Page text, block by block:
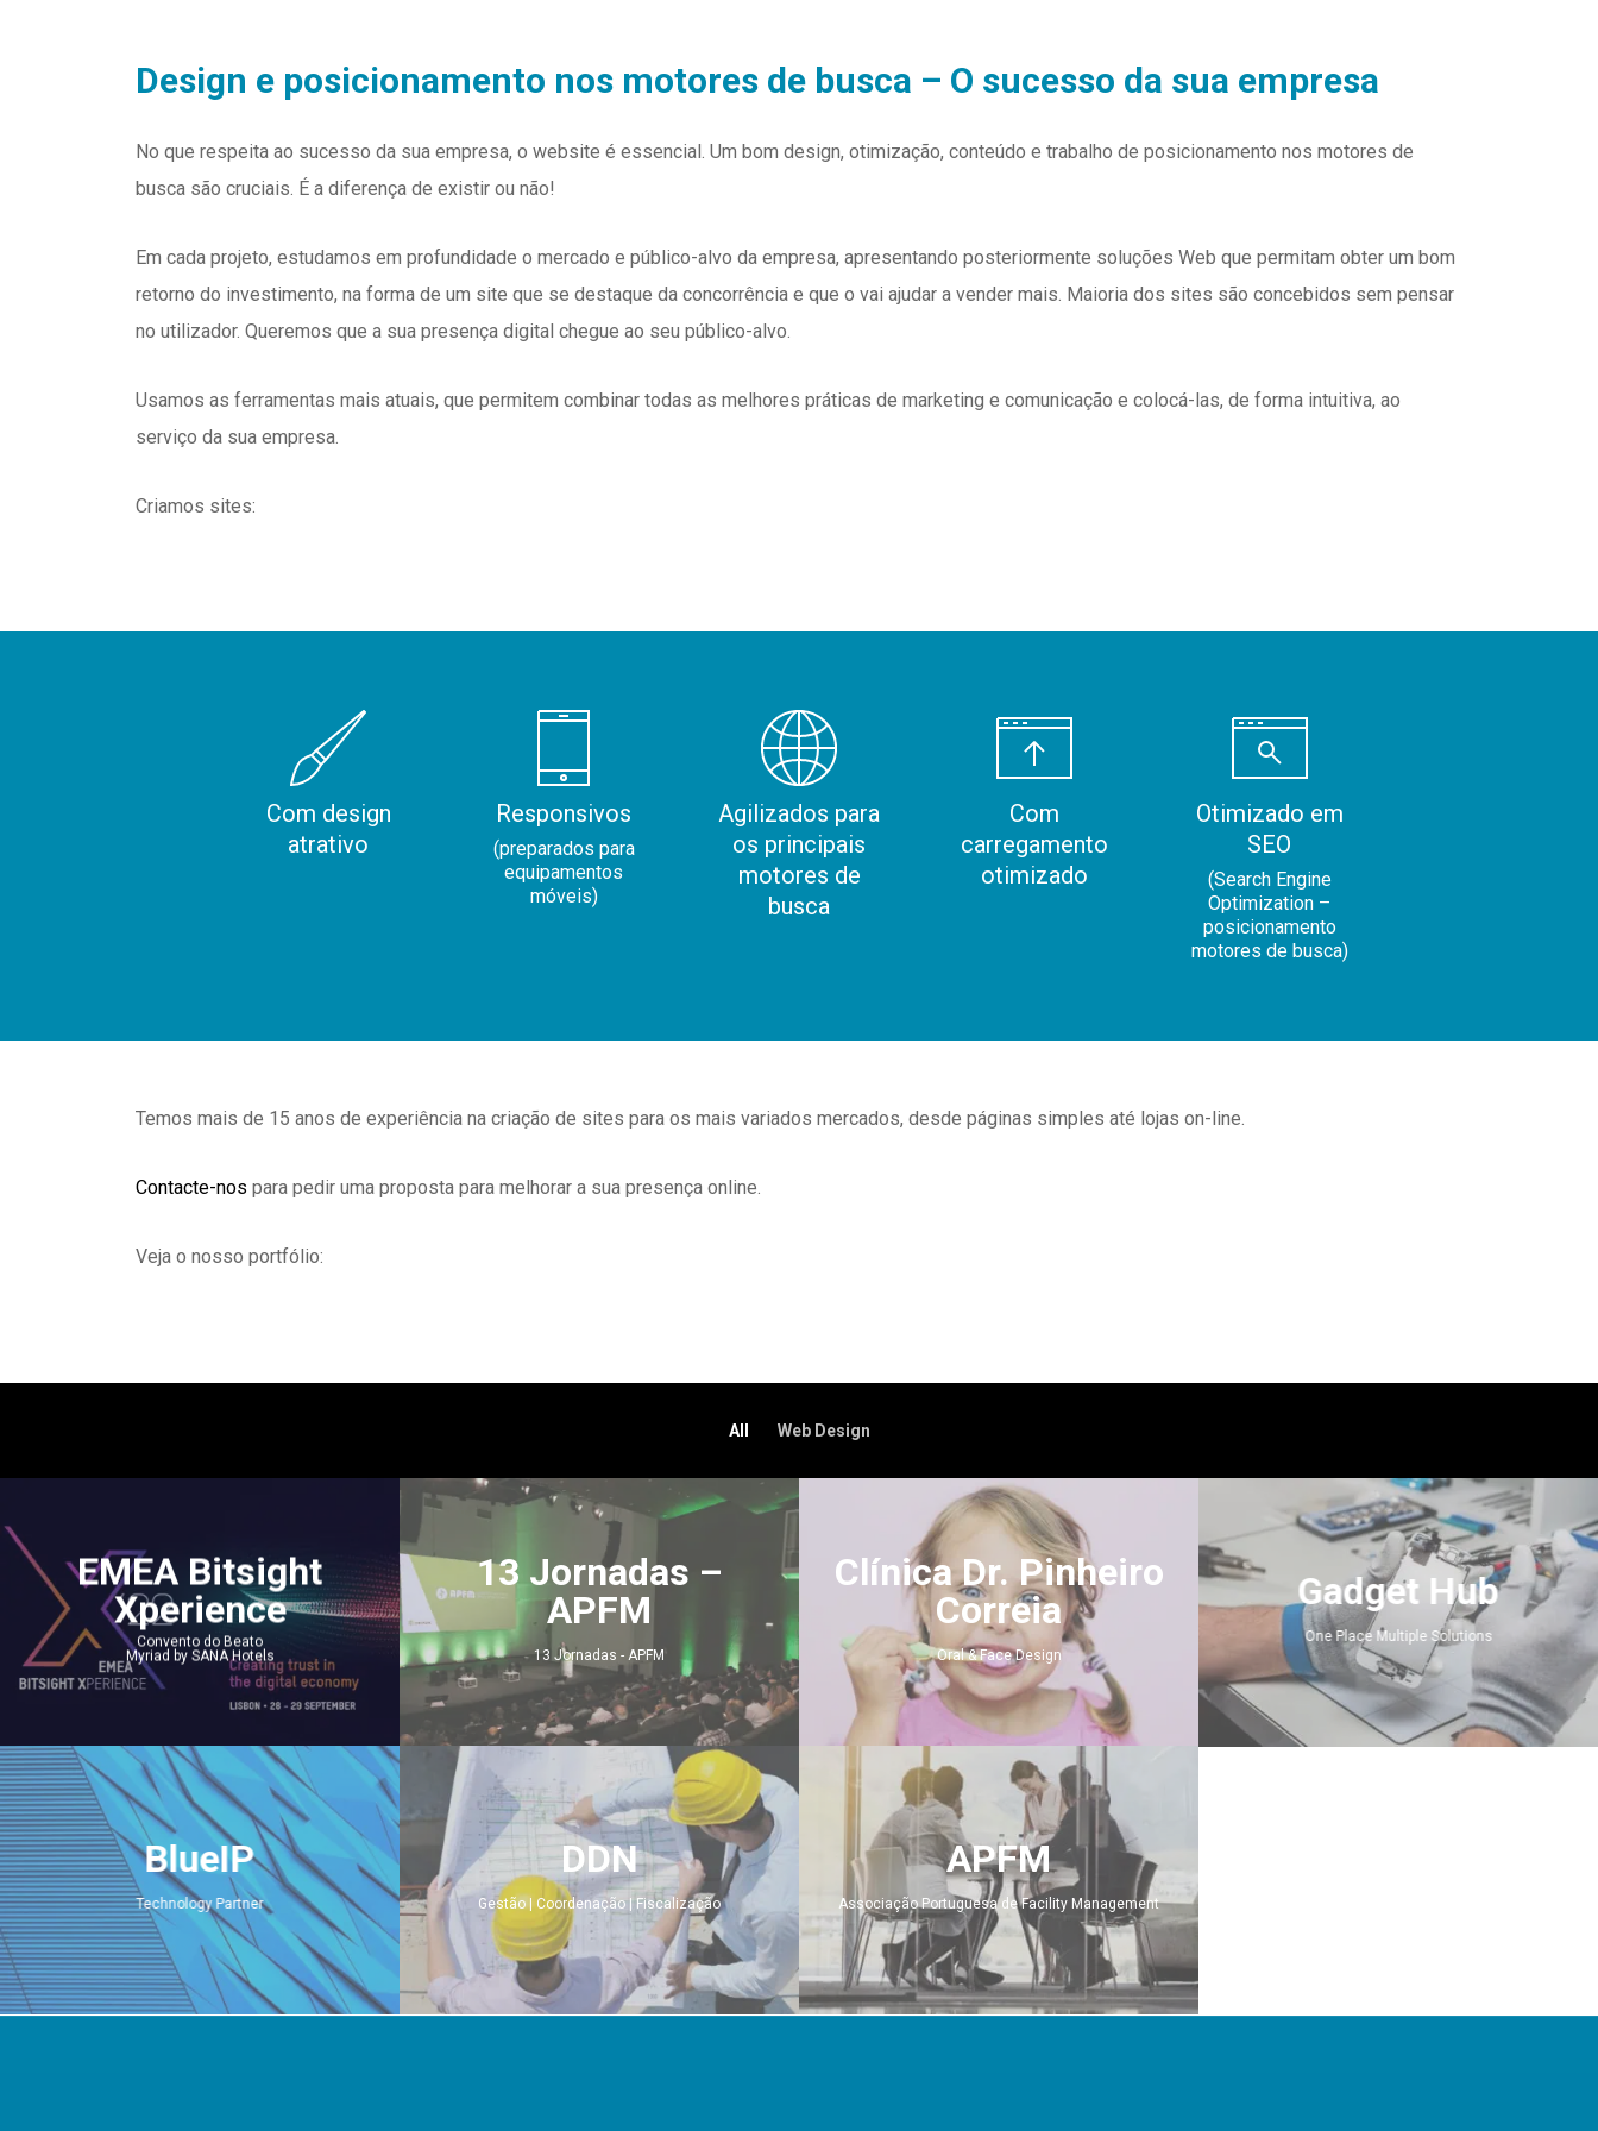
Design e posicionamento nos motores de busca – O sucesso da sua empresa
No que respeita ao sucesso da sua empresa, o website é essencial. Um bom design, otimização, conteúdo e trabalho de posicionamento nos motores de
busca são cruciais. É a diferença de existir ou não!
Em cada projeto, estudamos em profundidade o mercado e público-alvo da empresa, apresentando posteriormente soluções Web que permitam obter um bom
retorno do investimento, na forma de um site que se destaque da concorrência e que o vai ajudar a vender mais. Maioria dos sites são concebidos sem pensar
no utilizador. Queremos que a sua presença digital chegue ao seu público-alvo.
Usamos as ferramentas mais atuais, que permitem combinar todas as melhores práticas de marketing e comunicação e colocá-las, de forma intuitiva, ao
serviço da sua empresa.
Criamos sites:
Com design
atrativo
Responsivos
(preparados para
equipamentos
móveis)
Agilizados para
os principais
motores de
busca
Com
carregamento
otimizado
Otimizado em
SEO
(Search Engine
Optimization –
posicionamento
motores de busca)
Temos mais de 15 anos de experiência na criação de sites para os mais variados mercados, desde páginas simples até lojas on-line.
Contacte-nos para pedir uma proposta para melhorar a sua presença online.
Veja o nosso portfólio:
All Web Design
EMEA Bitsight
Xperience
Convento do Beato
Myriad by SANA Hotels
'.get_the_title().'
13 Jornadas –
APFM
13 Jornadas - APFM
'.get_the_title().'
Clínica Dr. Pinheiro
Correia
Oral & Face Design
Gadget Hub
One Place Multiple Solutions
'.get_the_title().'
BlueIP
Technology Partner
'.get_the_title().'
DDN
Gestão | Coordenação | Fiscalização
'.get_the_title().'
APFM
Associação Portuguesa de Facility Management